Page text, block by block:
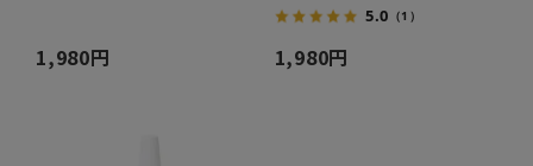
1,980円
5.0 （1）
1,980円